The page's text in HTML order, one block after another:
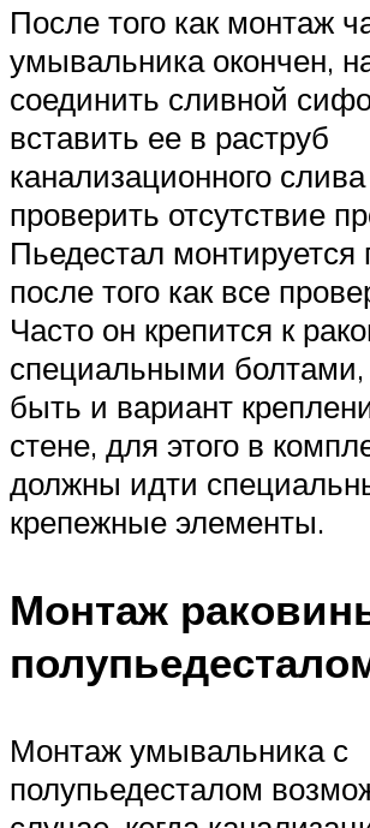
После того как монтаж
умывальника окончен,
соединить сливной
вставить ее в раструб
канализационного
проверить отсутствие
Пьедестал монтируется
после того как все
Часто он крепится к
специальными
быть и вариант
стене, для этого в
должны идти
крепежные элементы.
Монтаж
Монтаж умывальника с
полупьедесталом